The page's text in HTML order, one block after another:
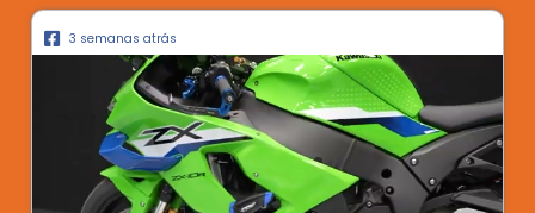
3 semanas atrás